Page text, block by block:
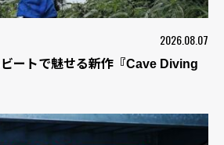
2026.08.07
ートで魅せる新作『Cave Diving